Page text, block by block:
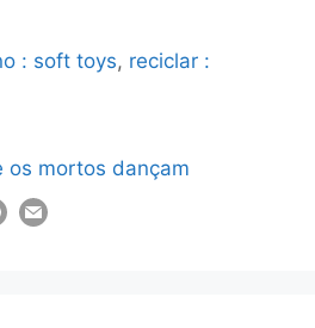
: soft toys, reciclar :
os mortos dançam